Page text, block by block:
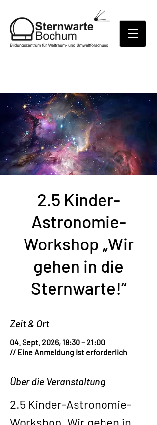
2.5 Kinder-
Astronomie-
Workshop „Wir
gehen in die
Sternwarte!“
Zeit & Ort
04. Sept. 2026, 18:30 – 21:00
// Eine Anmeldung ist erforderlich
Über die Veranstaltung
2.5 Kinder-Astronomie-
Workshop „Wir gehen in